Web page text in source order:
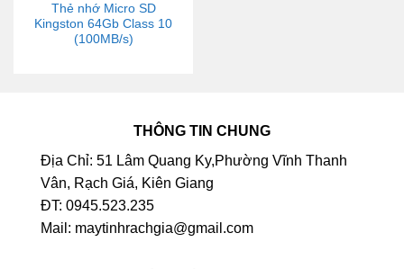
Thẻ nhớ Micro SD
Kingston 64Gb Class 10
(100MB/s)
THÔNG TIN CHUNG
Địa Chỉ: 51 Lâm Quang Ky,Phường Vĩnh Thanh
Vân, Rạch Giá, Kiên Giang
ĐT: 0945.523.235
Mail: maytinhrachgia@gmail.com